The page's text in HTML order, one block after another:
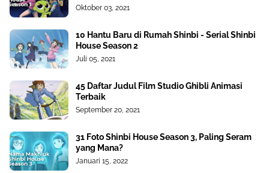
Oktober 03, 2021
10 Hantu Baru di Rumah Shinbi - Serial Shinbi
House Season 2
Juli 05, 2021
45 Daftar Judul Film Studio Ghibli Animasi
Terbaik
September 20, 2021
31 Foto Shinbi House Season 3, Paling Seram
yang Mana?
Januari 15, 2022